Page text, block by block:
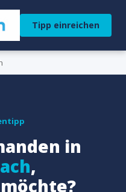
Tipp einreichen
in
,